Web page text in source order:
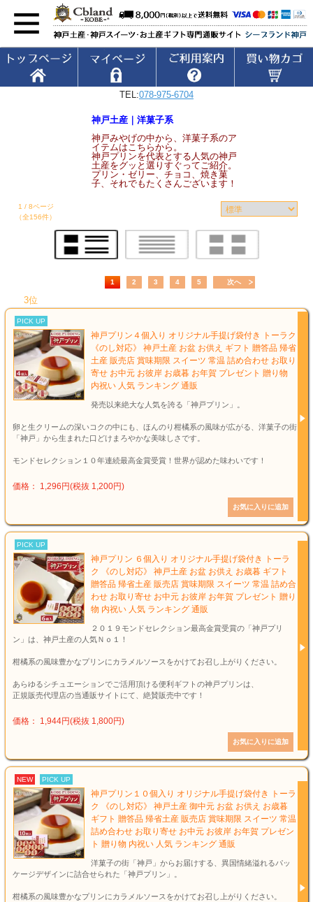
TEL:078-975-6704
神戸土産｜洋菓子系
神戸みやげの中から、洋菓子系のア
イテムはこちらから。
神戸プリンを代表とする人気の神戸
土産をグッと選りすぐってご紹介。
プリン・ゼリー、チョコ、焼き菓
子、それでもたくさんございます！
1 / 8ページ
（全156件）
1 2 3 4 5 次へ
3位
PICK UP
神戸プリン４個入り オリジナル手提げ袋付き トーラク
《のし対応》 神戸土産 お盆 お供え ギフト 贈答品 帰省
土産 販売店 賞味期限 スイーツ 常温 詰め合わせ お取り
寄せ お中元 お彼岸 お歳暮 お年賀 プレゼント 贈り物
内祝い 人気 ランキング 通販
発売以来絶大な人気を誇る「神戸プリン」。
卵と生クリームの深いコクの中にも、ほんのり柑橘系の風味が広がる、洋菓子の街
「神戸」から生まれた口どけまろやかな美味しさです。
モンドセレクション１０年連続最高金賞受賞！世界が認めた味わいです！
価格： 1,296円(税抜 1,200円)
PICK UP
神戸プリン ６個入り オリジナル手提げ袋付き トーラ
ク 《のし対応》 神戸土産 お盆 お供え お歳暮 ギフト
贈答品 帰省土産 販売店 賞味期限 スイーツ 常温 詰め合
わせ お取り寄せ お中元 お彼岸 お年賀 プレゼント 贈り
物 内祝い 人気 ランキング 通販
２０１９モンドセレクション最高金賞受賞の「神戸プリ
ン」は、神戸土産の人気Ｎｏ１！
柑橘系の風味豊かなプリンにカラメルソースをかけてお召し上がりください。
あらゆるシチュエーションでご活用頂ける便利ギフトの神戸プリンは、
正規販売代理店の当通販サイトにて、絶賛販売中です！
価格： 1,944円(税抜 1,800円)
NEW PICK UP
神戸プリン１０個入り オリジナル手提げ袋付き トーラ
ク 《のし対応》 神戸土産 御中元 お盆 お供え お歳暮
ギフト 贈答品 帰省土産 販売店 賞味期限 スイーツ 常温
詰め合わせ お取り寄せ お中元 お彼岸 お年賀 プレゼン
ト 贈り物 内祝い 人気 ランキング 通販
洋菓子の街「神戸」からお届けする、異国情緒溢れるパッ
ケージデザインに詰合せられた「神戸プリン」。
柑橘系の風味豊かなプリンにカラメルソースをかけてお召し上がりください。